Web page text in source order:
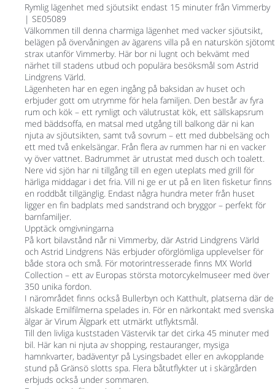
Rymlig lägenhet med sjöutsikt endast 15 minuter från Vimmerby
| SE05089
Välkommen till denna charmiga lägenhet med vacker sjöutsikt,
belägen på övervåningen av ägarens villa på en naturskön sjötomt
strax utanför Vimmerby. Här bor ni lugnt och bekvämt med
närhet till stadens utbud och populära besöksmål som Astrid
Lindgrens Värld.
Lägenheten har en egen ingång på baksidan av huset och
erbjuder gott om utrymme för hela familjen. Den består av fyra
rum och kök – ett rymligt och välutrustat kök, ett sällskapsrum
med bäddsoffa, en matsal med utgång till balkong där ni kan
njuta av sjöutsikten, samt två sovrum – ett med dubbelsäng och
ett med två enkelsängar. Från flera av rummen har ni en vacker
vy över vattnet. Badrummet är utrustat med dusch och toalett.
Nere vid sjön har ni tillgång till en egen uteplats med grill för
härliga middagar i det fria. Vill ni ge er ut på en liten fisketur finns
en roddbåt tillgänglig. Endast några hundra meter från huset
ligger en fin badplats med sandstrand och bryggor – perfekt för
barnfamiljer.
Upptäck omgivningarna
På kort bilavstånd når ni Vimmerby, där Astrid Lindgrens Värld
och Astrid Lindgrens Näs erbjuder oförglömliga upplevelser för
både stora och små. För motorintresserade finns MX World
Collection – ett av Europas största motorcykelmuseer med över
350 unika fordon.
I närområdet finns också Bullerbyn och Katthult, platserna där de
älskade Emilfilmerna spelades in. För en närkontakt med svenska
älgar är Virum Älgpark ett utmärkt utflyktsmål.
Till den livliga kuststaden Västervik tar det cirka 45 minuter med
bil. Här kan ni njuta av shopping, restauranger, mysiga
hamnkvarter, badäventyr på Lysingsbadet eller en avkopplande
stund på Gränsö slotts spa. Flera båtutflykter ut i skärgården
erbjuds också under sommaren.